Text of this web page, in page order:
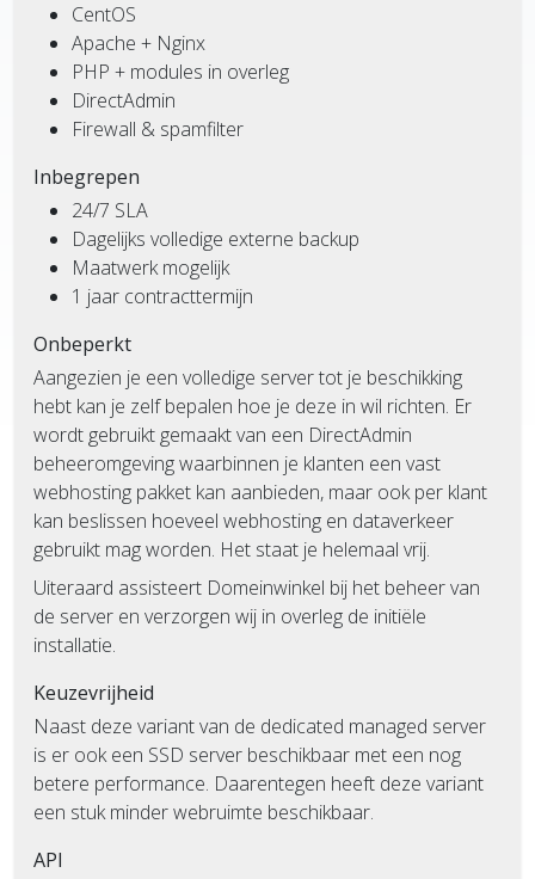
CentOS
Apache + Nginx
PHP + modules in overleg
DirectAdmin
Firewall & spamfilter
Inbegrepen
24/7 SLA
Dagelijks volledige externe backup
Maatwerk mogelijk
1 jaar contracttermijn
Onbeperkt
Aangezien je een volledige server tot je beschikking
hebt kan je zelf bepalen hoe je deze in wil richten. Er
wordt gebruikt gemaakt van een DirectAdmin
beheeromgeving waarbinnen je klanten een vast
webhosting pakket kan aanbieden, maar ook per klant
kan beslissen hoeveel webhosting en dataverkeer
gebruikt mag worden. Het staat je helemaal vrij.
Uiteraard assisteert Domeinwinkel bij het beheer van
de server en verzorgen wij in overleg de initiële
installatie.
Keuzevrijheid
Naast deze variant van de dedicated managed server
is er ook een SSD server beschikbaar met een nog
betere performance. Daarentegen heeft deze variant
een stuk minder webruimte beschikbaar.
API